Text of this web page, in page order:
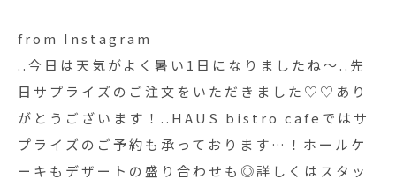
にご相談ください◎..#サプライズ #デザート #盛
り合わせ#dessert #sweets #bistrocafe #cafe
#hausmatsue #島根 #松江
from Instagram
..今日は天気がよく暑い1日になりましたね〜︎..先
日サプライズのご注文をいただきました♡♡あり
がとうございます！..HAUS bistro cafeではサ
プライズのご予約も承っております…！ホールケ
ーキもデザートの盛り合わせも◎詳しくはスタッ